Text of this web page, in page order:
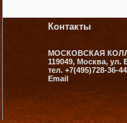
Контакты
МОСКОВСКАЯ
119049, Москва, ул.
тел. +7(495)728-36-44
Email